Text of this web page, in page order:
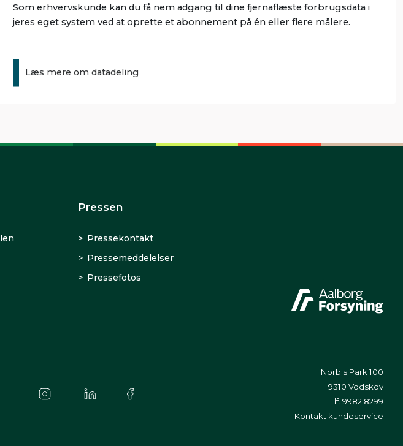
Som erhvervskunde kan du få nem adgang til dine fjernaflæste forbrugsdata i
jeres eget system ved at oprette et abonnement på én eller flere målere.
Læs mere om datadeling
Pressen
Pressekontakt
Pressemeddelelser
Pressefotos
Norbis Park 100
9310 Vodskov
Tlf. 9982 8299
Kontakt kundeservice